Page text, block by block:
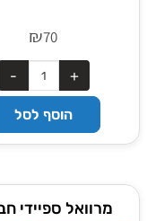
₪70
הוסף לסל
מרוואל ספיידי